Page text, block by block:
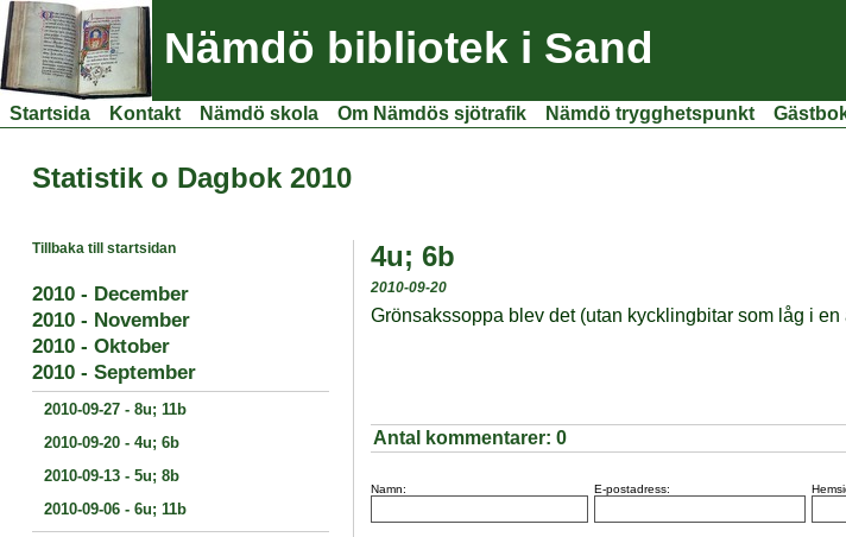
Nämdö bibliotek i Sand
Startsida Kontakt Nämdö skola Om Nämdös sjötrafik Nämdö trygghetspunkt
Statistik o Dagbok 2010
Tillbaka till startsidan
2010 - December
2010 - November
2010 - Oktober
2010 - September
2010-09-27- 8u; 11b
2010-09-20- 4u; 6b
2010-09-13- 5u; 8b
2010-09-06- 6u; 11b
4u; 6b
2010-09-20
Grönsakssoppa blev det (utan kycklingbitar som låg i
Antal kommentarer: 0
Namn: E-postadress: